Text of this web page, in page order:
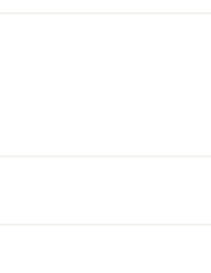
de gris o azul